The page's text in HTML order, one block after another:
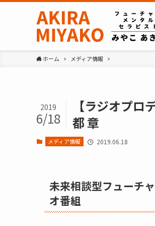
ホーム メディア情報
【ラジオプ
都 章
2019
6/18
メディア情報 2019.06.18
未来相談型フューチ
オ番組